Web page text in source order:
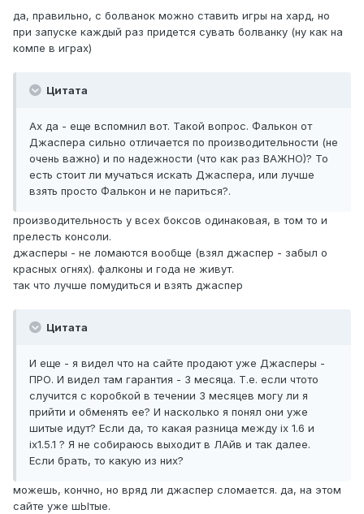
да, правильно, с болванок можно ставить игры на хард, но
при запуске каждый раз придется сувать болванку (ну как на
компе в играх)
Цитата
Ах да - еще вспомнил вот. Такой вопрос. Фалькон от
Джаспера сильно отличается по производительности (не
очень важно) и по надежности (что как раз ВАЖНО)? То
есть стоит ли мучаться искать Джаспера, или лучше
взять просто Фалькон и не париться?.
производительность у всех боксов одинаковая, в том то и
прелесть консоли.
джасперы - не ломаются вообще (взял джаспер - забыл о
красных огнях). фалконы и года не живут.
так что лучше помудиться и взять джаспер
Цитата
И еще - я видел что на сайте продают уже Джасперы -
ПРО. И видел там гарантия - 3 месяца. Т.е. если чтото
случится с коробкой в течении 3 месяцев могу ли я
прийти и обменять ее? И насколько я понял они уже
шитые идут? Если да, то какая разница между ix 1.6 и
ix1.5.1 ? Я не собираюсь выходит в ЛАйв и так далее.
Если брать, то какую из них?
можешь, кончно, но вряд ли джаспер сломается. да, на этом
сайте уже шЫтые.